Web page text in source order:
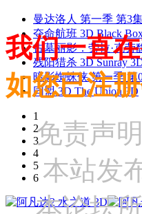
曼达洛人 第一季 第3
夺命航班 3D Black
古墓丽影：劳拉·克劳
残阳猎杀 3D Sunray
暗影蜘蛛侠 第一季 第
同盟 3D The Union 3D
1
2
3
4
5
6
我们一直
如您已注
免责声
本站发
本论坛